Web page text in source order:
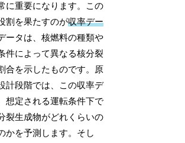
に重要になります。この
割を果たすのが収率デー
ータは、核燃料の種類や
件によって異なる核分裂
合を示したものです。原
計段階では、この収率デ
想定される運転条件下で
裂生成物がどれくらいの
かを予測します。そし